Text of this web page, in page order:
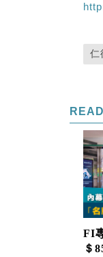
仁
FI
＄